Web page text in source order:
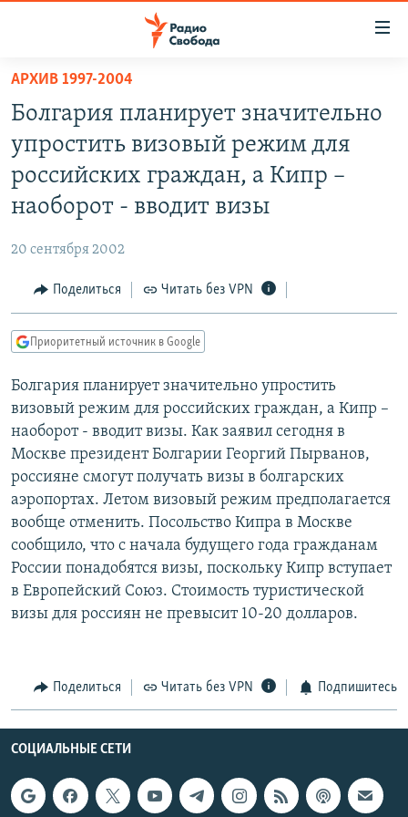
упрощенного
доступа
основному
содержанию
навигации
Вернутся
ПОДКАСТЫ
АВТОРСКИЕ ПРОЕКТЫ
ЦИТАТЫ СВОБОДЫ
КУЛЬТУРА
IDEL.РЕАЛИИ
КАВКАЗ.РЕАЛИИ
СИБИРЬ.РЕАЛИИ
РАСПИСАНИЕ ВЕЩАНИЯ
ПОДПИШИТЕСЬ НА РАССЫЛКУ
СОЦИАЛЬНЫЕ СЕТИ
АРХИВ 1997-2004
Болгария планирует значительно
упростить визовый режим для
российских граждан, а Кипр –
наоборот - вводит визы
20 сентября 2002
Поделиться Читать без VPN
Приоритетный источник в Google
Болгария планирует значительно упростить
визовый режим для российских граждан, а Кипр –
наоборот - вводит визы. Как заявил сегодня в
Москве президент Болгарии Георгий Пырванов,
россияне смогут получать визы в болгарских
аэропортах. Летом визовый режим предполагается
вообще отменить. Посольство Кипра в Москве
сообщило, что с начала будущего года гражданам
России понадобятся визы, поскольку Кипр вступает
в Европейский Союз. Стоимость туристической
визы для россиян не превысит 10-20 долларов.
Поделиться Читать без VPN Подпишитесь
СОЦИАЛЬНЫЕ СЕТИ